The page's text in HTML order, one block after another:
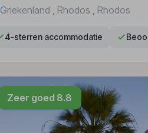
Griekenland , Rhodos , Rhodos
4-sterren accommodatie
Zeer goed 8.8